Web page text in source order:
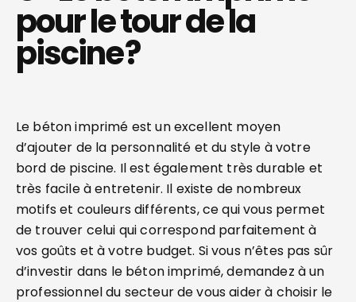
pour le tour de la
piscine ?
Le béton imprimé est un excellent moyen
d’ajouter de la personnalité et du style à votre
bord de piscine. Il est également très durable et
très facile à entretenir. Il existe de nombreux
motifs et couleurs différents, ce qui vous permet
de trouver celui qui correspond parfaitement à
vos goûts et à votre budget. Si vous n’êtes pas sûr
d’investir dans le béton imprimé, demandez à un
professionnel du secteur de vous aider à choisir le